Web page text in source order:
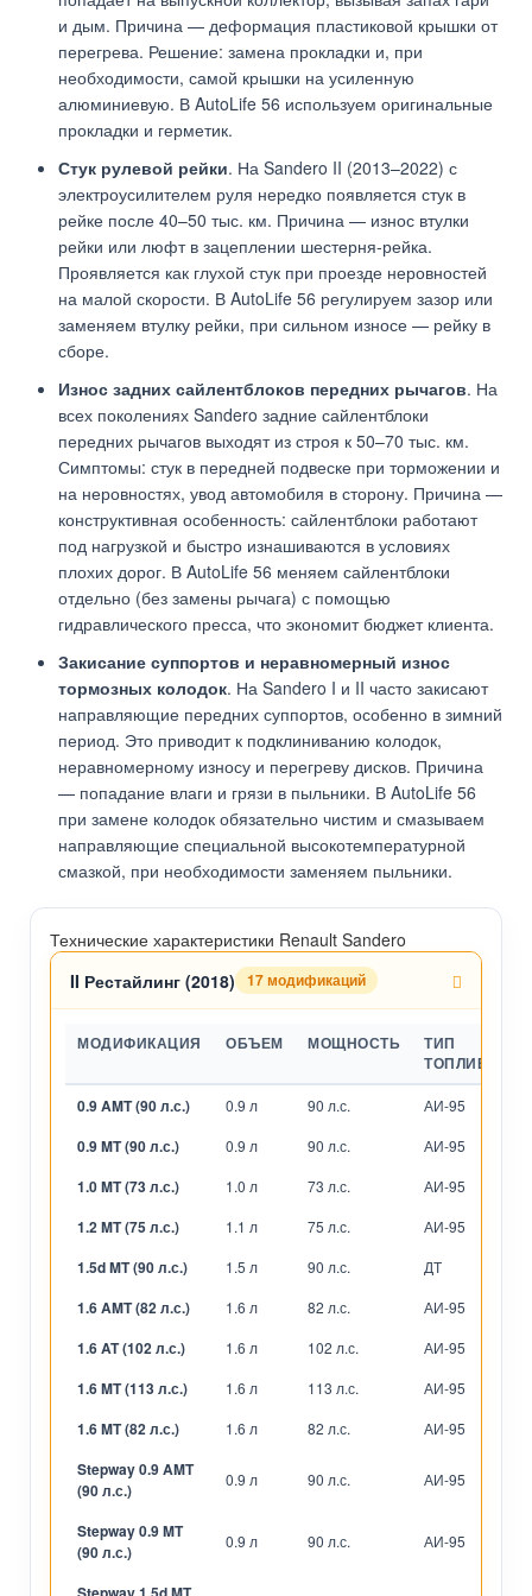
и дым. Причина — деформация пластиковой крышки от
перегрева. Решение: замена прокладки и, при
необходимости, самой крышки на усиленную
алюминиевую. В AutoLife 56 используем оригинальные
прокладки и герметик.
Стук рулевой рейки. На Sandero II (2013–2022) с
электроусилителем руля нередко появляется стук в
рейке после 40–50 тыс. км. Причина — износ втулки
рейки или люфт в зацеплении шестерня-рейка.
Проявляется как глухой стук при проезде неровностей
на малой скорости. В AutoLife 56 регулируем зазор или
заменяем втулку рейки, при сильном износе — рейку в
сборе.
Износ задних сайлентблоков передних рычагов. На
всех поколениях Sandero задние сайлентблоки
передних рычагов выходят из строя к 50–70 тыс. км.
Симптомы: стук в передней подвеске при торможении и
на неровностях, увод автомобиля в сторону. Причина —
конструктивная особенность: сайлентблоки работают
под нагрузкой и быстро изнашиваются в условиях
плохих дорог. В AutoLife 56 меняем сайлентблоки
отдельно (без замены рычага) с помощью
гидравлического пресса, что экономит бюджет клиента.
Закисание суппортов и неравномерный износ
тормозных колодок. На Sandero I и II часто закисают
направляющие передних суппортов, особенно в зимний
период. Это приводит к подклиниванию колодок,
неравномерному износу и перегреву дисков. Причина
— попадание влаги и грязи в пыльники. В AutoLife 56
при замене колодок обязательно чистим и смазываем
направляющие специальной высокотемпературной
смазкой, при необходимости заменяем пыльники.
Технические характеристики Renault Sandero
II Рестайлинг (2018)
17 модификаций
МОДИФИКАЦИЯ ОБЪЕМ МОЩНОСТЬ
ТИП
ТОПЛИВА
0.9 AMT (90 л.с.) 0.9 л 90 л.с. АИ-95
0.9 MT (90 л.с.) 0.9 л 90 л.с. АИ-95
1.0 MT (73 л.с.) 1.0 л 73 л.с. АИ-95
1.2 MT (75 л.с.) 1.1 л 75 л.с. АИ-95
1.5d MT (90 л.с.) 1.5 л 90 л.с. ДТ
1.6 AMT (82 л.с.) 1.6 л 82 л.с. АИ-95
1.6 AT (102 л.с.) 1.6 л 102 л.с. АИ-95
1.6 MT (113 л.с.) 1.6 л 113 л.с. АИ-95
1.6 MT (82 л.с.) 1.6 л 82 л.с. АИ-95
Stepway 0.9 AMT
(90 л.с.)
0.9 л 90 л.с. АИ-95
Stepway 0.9 MT
(90 л.с.)
0.9 л 90 л.с. АИ-95